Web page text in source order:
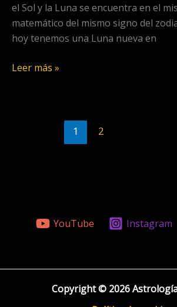
el Sol y la Luna se encuentra en el
matemático del mismo signo del
hoy tenemos una Luna nueva en
Leer más »
1 2
YouTube Instagram
Copyright © 2026